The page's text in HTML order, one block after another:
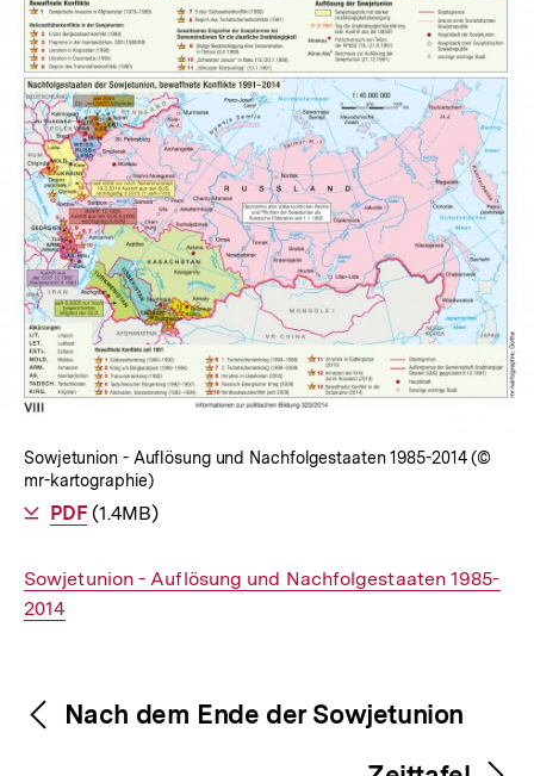
Sowjetunion - Auflösung und Nachfolgestaaten 1985-2014 (©
mr-kartographie)
Als
PDFherunterladen
(1.4MB)
Interner
Link:
Sowjetunion - Auflösung und Nachfolgestaaten 1985-
2014
Inhaltsnavigation
Inhaltsnavigation
Nach dem Ende der Sowjetunion